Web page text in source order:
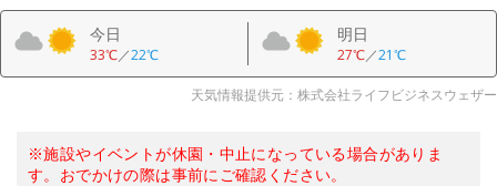
今日
33℃／22℃
明日
27℃／21℃
天気情報提供元：株式会社ライフビジネスウェザー
※施設やイベントが休園・中止になっている場合がありま
す。おでかけの際は事前にご確認ください。